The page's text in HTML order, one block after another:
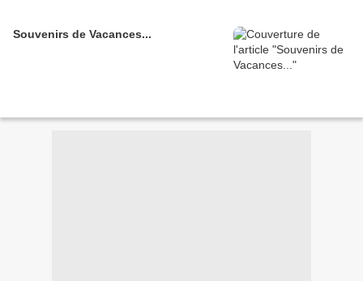
Souvenirs de Vacances...